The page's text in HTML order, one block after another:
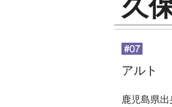
#07
アルト
鹿児島県